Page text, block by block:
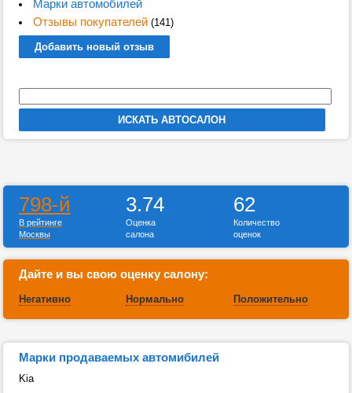
Марки автомобилей
Отзывы покупателей(141)
Добавить новый отзыв
798-й
В рейтинге
Москвы
3.74
Оценка
салона
62
Количество
оценок
Дайте и вы свою оценку салону:
Негативно Нормально Положительно
Марки продаваемых автомибилей
Kia